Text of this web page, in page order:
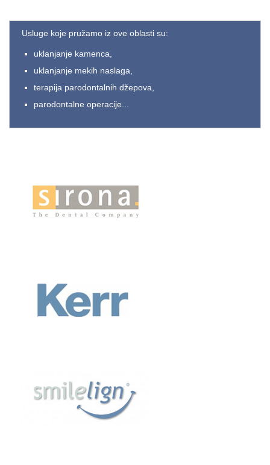
Usluge koje pružamo iz ove oblasti su:
uklanjanje kamenca,
uklanjanje mekih naslaga,
terapija parodontalnih džepova,
parodontalne operacije...